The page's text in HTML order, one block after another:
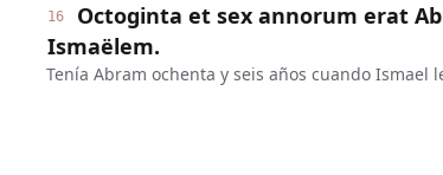
16
Octoginta et sex annorum erat
Ismaëlem.
Tenía Abram ochenta y seis años cuando Ismael